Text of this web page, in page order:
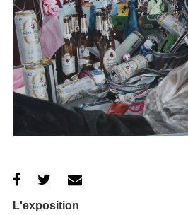
L'exposition